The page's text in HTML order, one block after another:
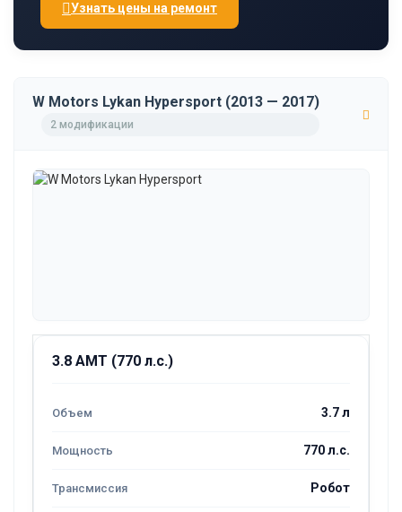
Узнать цены на ремонт
W Motors Lykan Hypersport (2013 — 2017)
2 модификации
3.8 AMT (770 л.с.)
3.7 л
770 л.с.
Робот